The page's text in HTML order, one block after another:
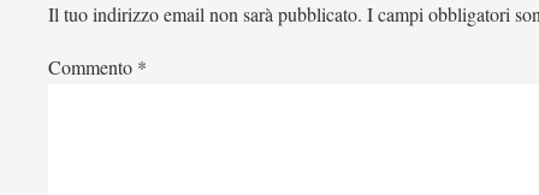
Il tuo indirizzo email non sarà pubblicato. I campi obbligatori
Commento *